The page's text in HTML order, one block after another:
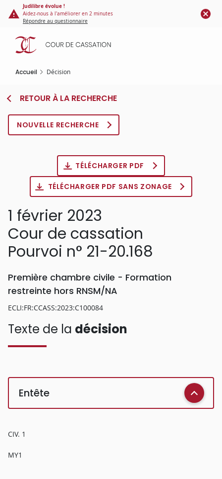
Panneau de gestion des cookies
contenu
principal
Judilibre évolue !
Aidez-nous à l'améliorer en 2 minutes
Répondre au questionnaire
Accueil Décision
RETOUR À LA RECHERCHE
NOUVELLE RECHERCHE
TÉLÉCHARGER PDF
TÉLÉCHARGER PDF SANS ZONAGE
1 février 2023
Cour de cassation
Pourvoi n° 21-20.168
Première chambre civile - Formation
restreinte hors RNSM/NA
ECLI:FR:CCASS:2023:C100084
Texte de la décision
Entête
CIV. 1
MY1